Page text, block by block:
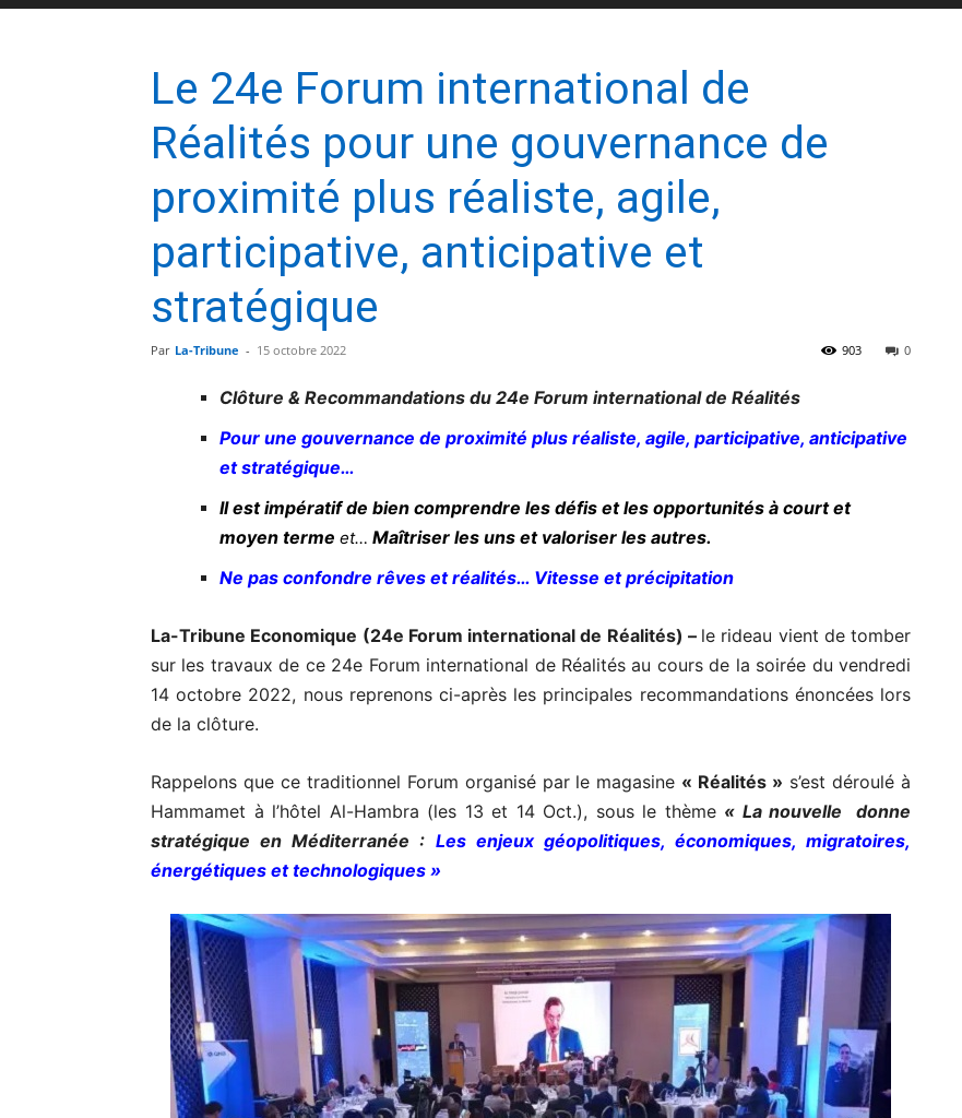
Le 24e Forum international de
Réalités pour une gouvernance de
proximité plus réaliste, agile,
participative, anticipative et
stratégique
Par La-Tribune - 15 octobre 2022 0
903
Clôture & Recommandations du 24e Forum international de Réalités
Pour une gouvernance de proximité plus réaliste, agile, participative, anticipative
et stratégique…
Il est impératif de bien comprendre les défis et les opportunités à court et
moyen terme et… Maîtriser les uns et valoriser les autres.
Ne pas confondre rêves et réalités… Vitesse et précipitation
La-Tribune Economique (24e Forum international de Réalités) – le rideau vient de tomber
sur les travaux de ce 24e Forum international de Réalités au cours de la soirée du vendredi
14 octobre 2022, nous reprenons ci-après les principales recommandations énoncées lors
de la clôture.
Rappelons que ce traditionnel Forum organisé par le magasine « Réalités » s’est déroulé à
Hammamet à l’hôtel Al-Hambra (les 13 et 14 Oct.), sous le thème « La nouvelle donne
stratégique en Méditerranée : Les enjeux géopolitiques, économiques, migratoires,
énergétiques et technologiques »